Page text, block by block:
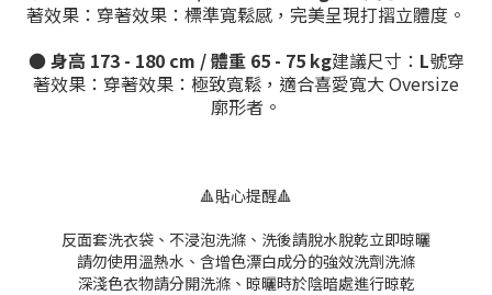
著效果：穿著效果：標準寬鬆感，完美呈現打摺立體度。
●身高 173 - 180 cm / 體重 65 - 75 kg建議尺寸： L號穿
著效果：穿著效果：極致寬鬆，適合喜愛寬大 Oversize
廓形者。
🔺貼心提醒🔺
反面套洗衣袋、不浸泡洗滌、洗後請脫水脫乾立即晾曬
請勿使用溫熱水、含增色漂白成分的強效洗劑洗滌
深淺色衣物請分開洗滌、晾曬時於陰暗處進行晾乾